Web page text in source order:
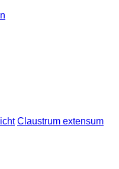
Claustrum extensum